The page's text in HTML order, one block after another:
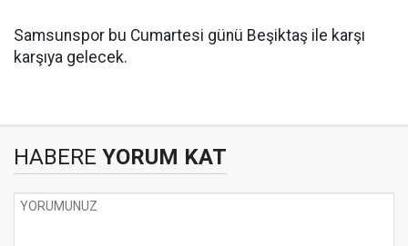
Samsunspor bu Cumartesi günü Beşiktaş ile karşı
karşıya gelecek.
HABERE YORUM KAT